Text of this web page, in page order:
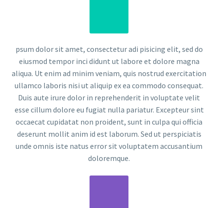
psum dolor sit amet, consectetur adi pisicing elit, sed do
eiusmod tempor inci didunt ut labore et dolore magna
aliqua. Ut enim ad minim veniam, quis nostrud exercitation
ullamco laboris nisi ut aliquip ex ea commodo consequat.
Duis aute irure dolor in reprehenderit in voluptate velit
esse cillum dolore eu fugiat nulla pariatur. Excepteur sint
occaecat cupidatat non proident, sunt in culpa qui officia
deserunt mollit anim id est laborum. Sed ut perspiciatis
unde omnis iste natus error sit voluptatem accusantium
doloremque.